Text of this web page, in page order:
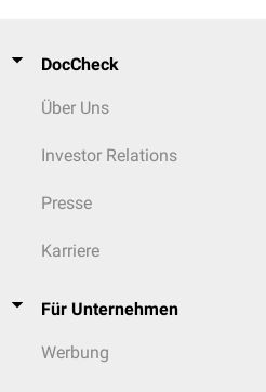
DocCheck
Über Uns
Investor Relations
Presse
Karriere
Für Unternehmen
Werbung